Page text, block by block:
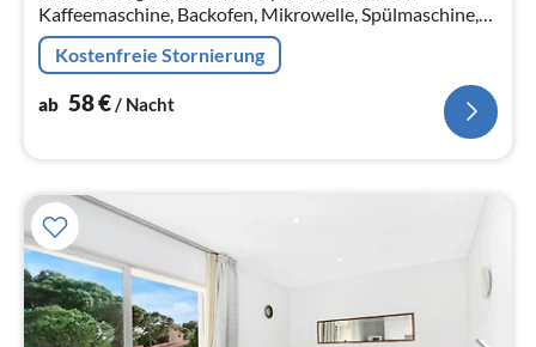
Kaffeemaschine, Backofen, Mikrowelle, Spülmaschine,
Kühlschrank, Tiefkühlschrank, )
Kostenfreie Stornierung
ab 58€/ Nacht